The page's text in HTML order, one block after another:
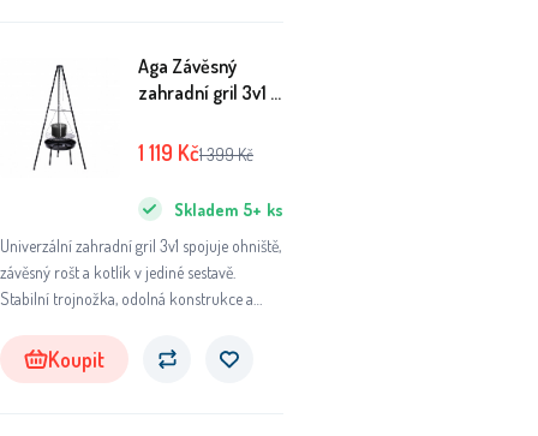
Aga Závěsný
zahradní gril 3v1 s
kotlíkem na
Univerzální zahradní gril 3v1 spojuje ohniště,
závěsný rošt a kotlík v jediné sestavě.
Stabilní trojnožka, odolná konstrukce a
vaření nad otevřeným ohněm.
Skladem 5+ ks
1 119 Kč1 399Kč
Koupit